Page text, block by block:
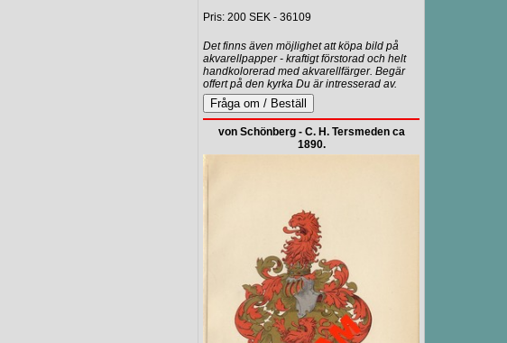
Pris: 200 SEK - 36109
Det finns även möjlighet att köpa bild på
akvarellpapper - kraftigt förstorad och helt
handkolorerad med akvarellfärger. Begär
offert på den kyrka Du är intresserad av.
von Schönberg - C. H. Tersmeden ca
1890.